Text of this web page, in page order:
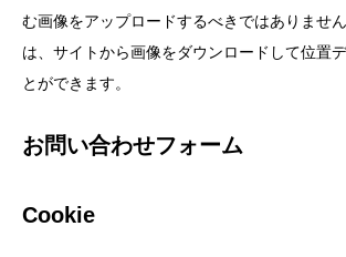
む画像をアップロードするべきではありませ
は、サイトから画像をダウンロードして位置
とができます。
お問い合わせフォーム
Cookie